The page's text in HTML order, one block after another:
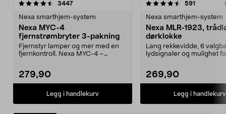
3447anmeldelser
Nexa smarthjem-system
Nexa MYC-4
fjernstrømbryter 3-pakning
Fjernstyr lamper og mer med en
fjernkontroll. Nexa MYC-4 –
279,90
Legg i handlekurv
4.5 av 5 stjerner 591
Nexa smarthjem-system
Nexa MLR-1923,
dørklokke
Lang rekkevidde, 6
lydsignaler og mulighet
269,90
Legg i handlekurv
4.0 av 5 stjerner